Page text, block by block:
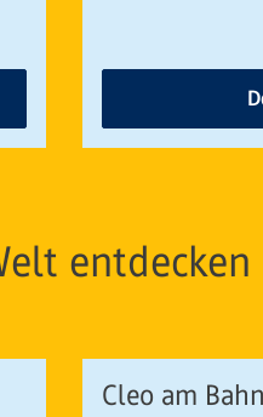
entdecken
Cleo am